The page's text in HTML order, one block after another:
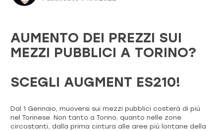
AUMENTO DEI PREZZI SUI
MEZZI PUBBLICI A TORINO?
SCEGLI AUGMENT ES210!
Dal 1 Gennaio, muoversi sui mezzi pubblici costerà di più
nel Torinese. Non tanto a Torino, quanto nelle zone
circostanti, dalla prima cintura alle aree più lontane della